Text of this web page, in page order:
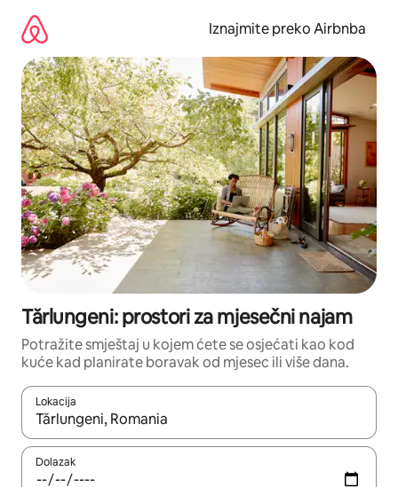
sadržaj
Iznajmite preko Airbnba
Tărlungeni: prostori za mjesečni najam
Potražite smještaj u kojem ćete se osjećati kao kod
kuće kad planirate boravak od mjesec ili više dana.
Lokacija
Kada budu dostupni rezultati, moći ćete ih pregledati
Dolazak